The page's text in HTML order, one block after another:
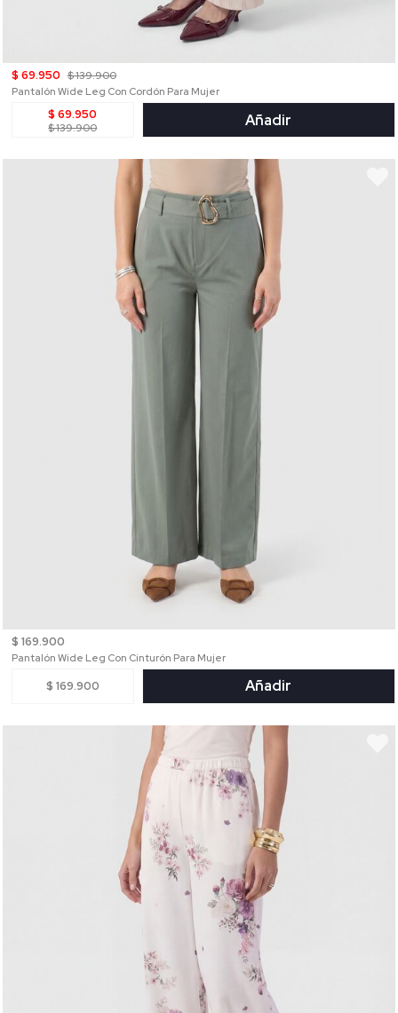
$ 69.950 $ 139.900
Pantalón Wide Leg Con Cordón Para Mujer
$ 69.950
$ 139.900 Añadir
$ 169.900
Pantalón Wide Leg Con Cinturón Para Mujer
$ 169.900 Añadir